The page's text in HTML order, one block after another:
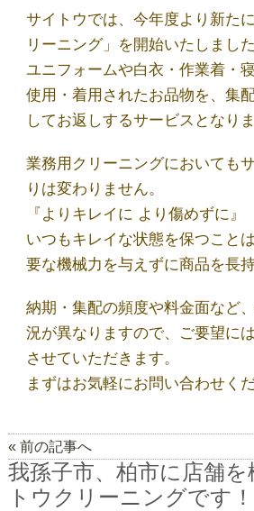
お問い合わせ
代表あいさつ
求人募集
最近の投稿
サイトウでは、今年度より新た
リーニング」を開始いたしました
ユニフォームや白衣・作業着・
使用・着用されたお品物を、集
してお返しするサービスとなりま
業務用クリーニングにおいても
りは変わりません。
『よりキレイに より傷めずに』
いつもキレイな状態を保つこと
要な機械力を与えずに商品を長
納期・集配の頻度や料金面など
況が異なりますので、ご要望に
させていただきます。
まずはお気軽にお問い合わせく
« 前の記事へ
我孫子市、柏市に店舗
トウクリーニングです！